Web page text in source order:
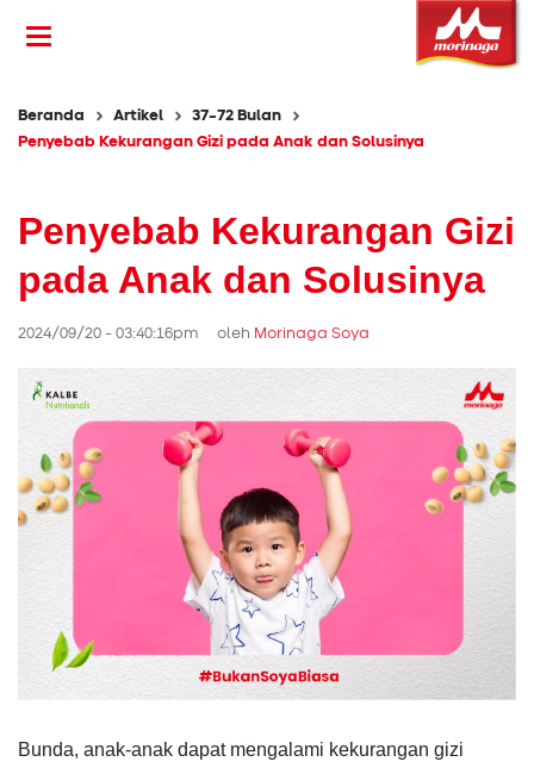
Beranda Artikel
37-72 Bulan
Penyebab Kekurangan Gizi pada Anak dan Solusinya
Penyebab Kekurangan Gizi
pada Anak dan Solusinya
2024/09/20 - 03:40:16pm oleh Morinaga Soya
Bunda, anak-anak dapat mengalami kekurangan gizi